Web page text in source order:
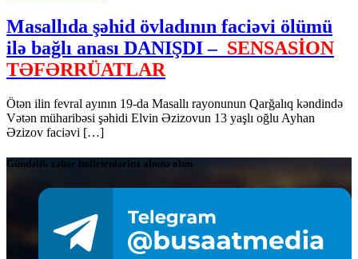
Masallıda şəhid övladının faciəvi ölümü
ilə bağlı anası DANIŞDI – SENSASİON
TƏFƏRRÜATLAR
Ötən ilin fevral ayının 19-da Masallı rayonunun Qarğalıq kəndində
Vətən müharibəsi şəhidi Elvin Əzizovun 13 yaşlı oğlu Ayhan
Əzizov faciəvi […]
Gündəlik xəbər bülletenlərinə abunə olun